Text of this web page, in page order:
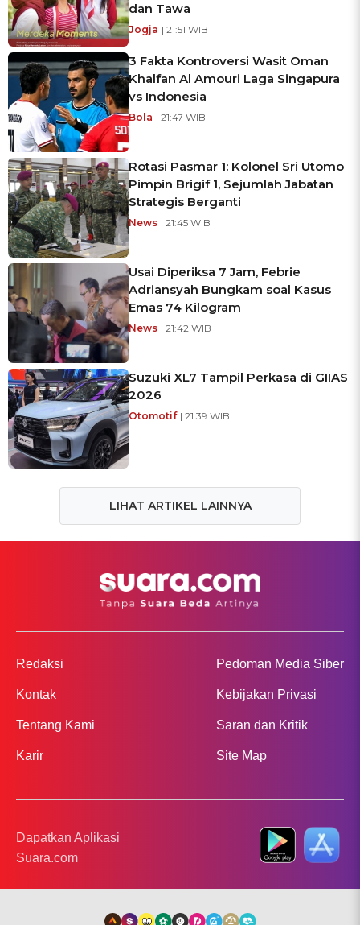
dan Tawa
Jogja | 21:51 WIB
3 Fakta Kontroversi Wasit Oman
Khalfan Al Amouri Laga Singapura
vs Indonesia
Bola | 21:47 WIB
Rotasi Pasmar 1: Kolonel Sri Utomo
Pimpin Brigif 1, Sejumlah Jabatan
Strategis Berganti
News | 21:45 WIB
Usai Diperiksa 7 Jam, Febrie
Adriansyah Bungkam soal Kasus
Emas 74 Kilogram
News | 21:42 WIB
Suzuki XL7 Tampil Perkasa di GIIAS
2026
Otomotif | 21:39 WIB
LIHAT ARTIKEL LAINNYA
Redaksi
Kontak
Tentang Kami
Karir
Pedoman Media Siber
Kebijakan Privasi
Saran dan Kritik
Site Map
Dapatkan Aplikasi
Suara.com